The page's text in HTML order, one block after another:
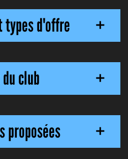
d'offre +
club +
proposées +